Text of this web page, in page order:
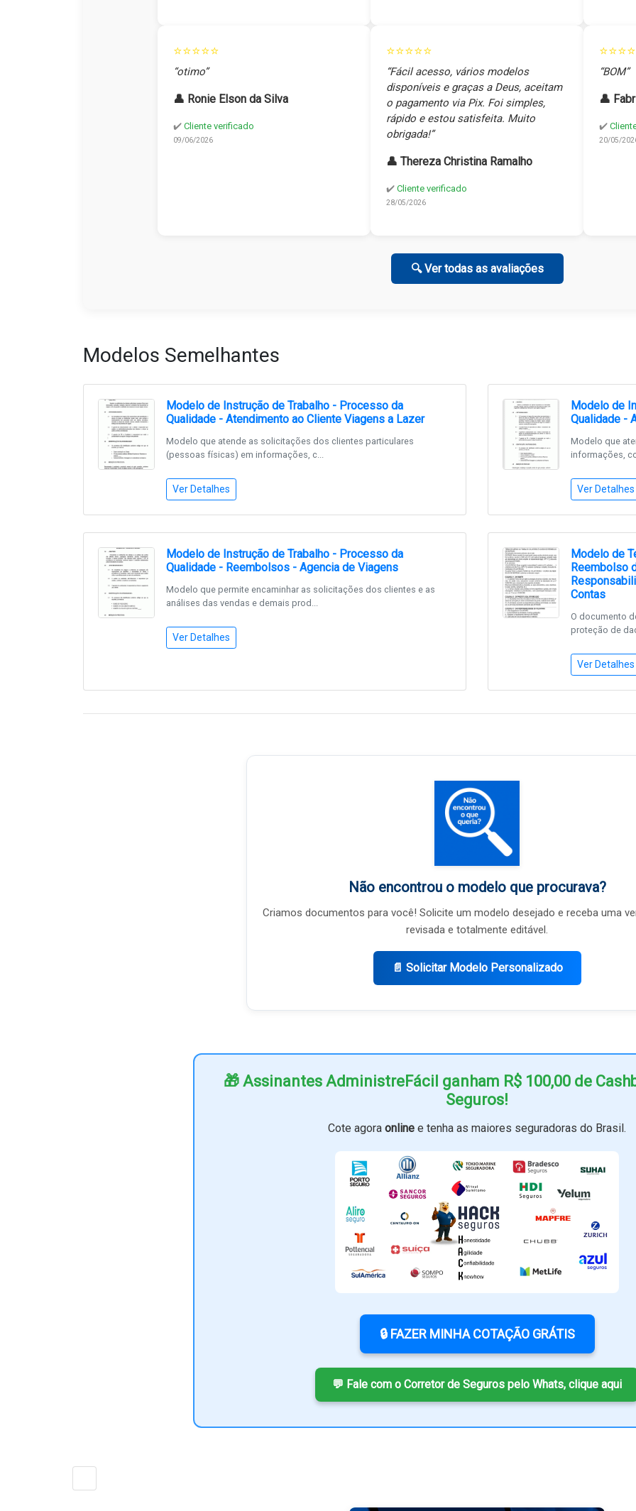
⭐⭐⭐⭐⭐
“otimo”
👤 Ronie Elson da Silva
✔️ Cliente verificado
09/06/2026
⭐⭐⭐⭐⭐
“Fácil acesso, vários modelos
disponíveis e graças a Deus, aceitam
o pagamento via Pix. Foi simples,
rápido e estou satisfeita. Muito
obrigada!”
👤 Thereza Christina Ramalho
✔️ Cliente verificado
28/05/2026
“BOM”
👤
✔️
20/05/
🔍 Ver todas as avaliações
Modelos Semelhantes
Modelo de Instrução de Trabalho - Processo da
Qualidade - Atendimento ao Cliente Viagens a Lazer
Modelo que atende as solicitações dos clientes particulares
(pessoas físicas) em informações, c...
Ver Detalhes
Modelo de
Qualidade -
Modelo que
informações,
Ver Detalhes
Modelo de Instrução de Trabalho - Processo da
Qualidade - Reembolsos - Agencia de Viagens
Modelo que permite encaminhar as solicitações dos clientes e as
análises das vendas e demais prod...
Ver Detalhes
Modelo de
Reembolso
Contas
O documento
proteção de
Ver Detalhes
Não encontrou o modelo que procurava?
Criamos documentos para você! Solicite um modelo desejado e receba uma
revisada e totalmente editável.
📄 Solicitar Modelo Personalizado
🎁 Assinantes AdministreFácil ganham R$ 100,00 de
Seguros!
Cote agora online e tenha as maiores seguradoras do Brasil.
🔒 FAZER MINHA COTAÇÃO GRÁTIS
💬 Fale com o Corretor de Seguros pelo Whats, clique aqui